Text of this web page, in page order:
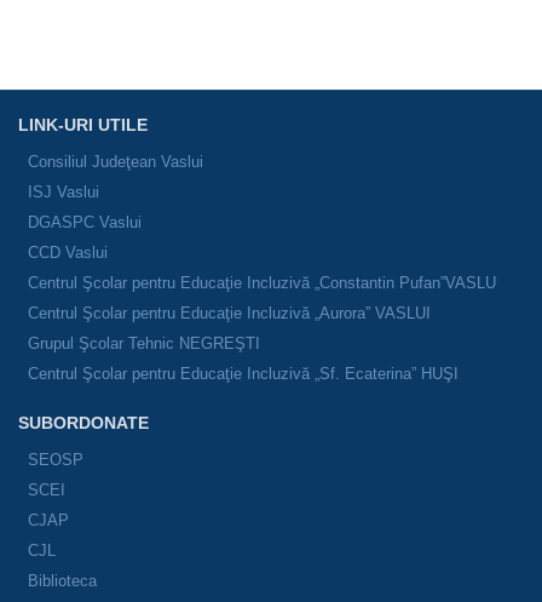
LINK-URI UTILE
Consiliul Judeţean Vaslui
ISJ Vaslui
DGASPC Vaslui
CCD Vaslui
Centrul Şcolar pentru Educaţie Incluzivă „Constantin Pufan”VASLU
Centrul Şcolar pentru Educaţie Incluzivă „Aurora” VASLUI
Grupul Şcolar Tehnic NEGREŞTI
Centrul Şcolar pentru Educaţie Incluzivă „Sf. Ecaterina” HUŞI
SUBORDONATE
SEOSP
SCEI
CJAP
CJL
Biblioteca